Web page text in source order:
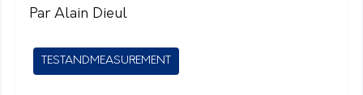
Par Alain Dieul
TESTANDMEASUREMENT